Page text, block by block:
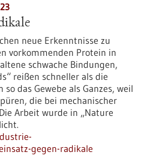
neue Erkenntnisse zu
vorkommenden Protein in
schwache Bindungen,
reißen schneller als die
das Gewebe als Ganzes, weil
die bei mechanischer
Arbeit wurde in „Nature
gegen-radikale